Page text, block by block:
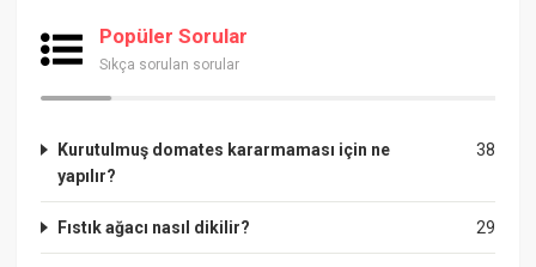
Popüler Sorular
Sıkça sorulan sorular
38
Kurutulmuş domates kararmaması için ne
yapılır?
29
Fıstık ağacı nasıl dikilir?